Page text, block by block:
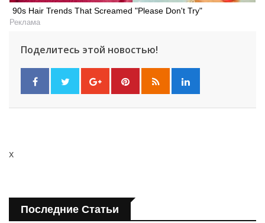
90s Hair Trends That Screamed "Please Don't Try"
Реклама
Поделитесь этой новостью!
x
Последние Статьи